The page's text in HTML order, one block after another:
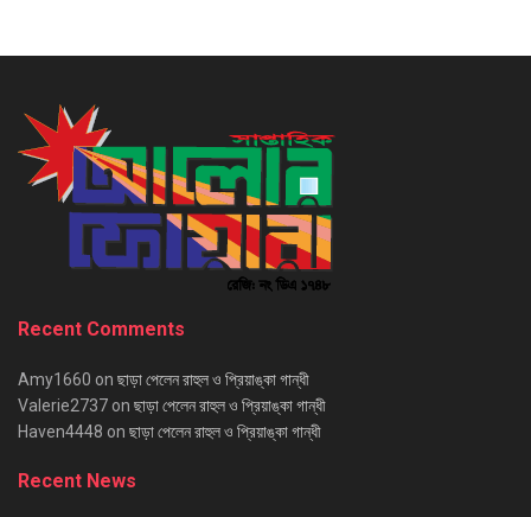
Recent Comments
Amy1660 on ছাড়া পেলেন রাহুল ও প্রিয়াঙ্কা গান্ধী
Valerie2737 on ছাড়া পেলেন রাহুল ও প্রিয়াঙ্কা গান্ধী
Haven4448 on ছাড়া পেলেন রাহুল ও প্রিয়াঙ্কা গান্ধী
Recent News